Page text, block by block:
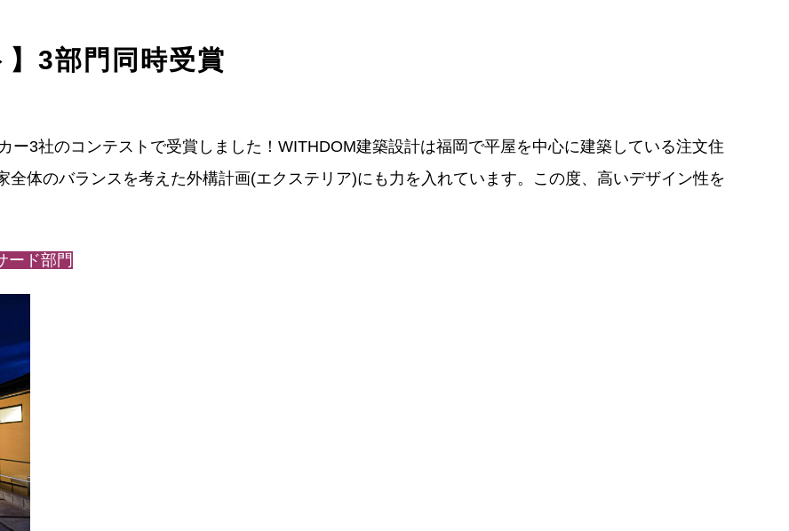
せ
】3部門同時受賞
ー3社のコンテストで受賞しました！WITHDOM建築設計は福岡で平屋を中心に建築している注文住
体のバランスを考えた外構計画(エクステリア)にも力を入れています。この度、高いデザイン性を
ード部門